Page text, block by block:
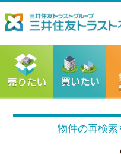
物件の再検索